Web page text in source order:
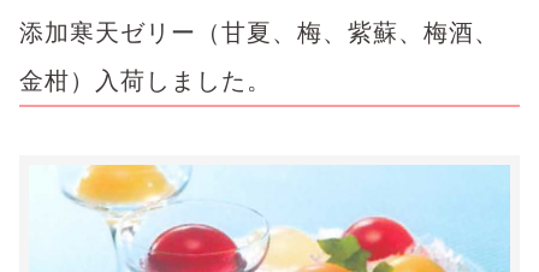
添加寒天ゼリー（甘夏、梅、紫蘇、梅酒、
金柑）入荷しました。